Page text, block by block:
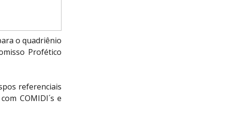
o quadriênio
Profético
referenciais
COMIDI´s e